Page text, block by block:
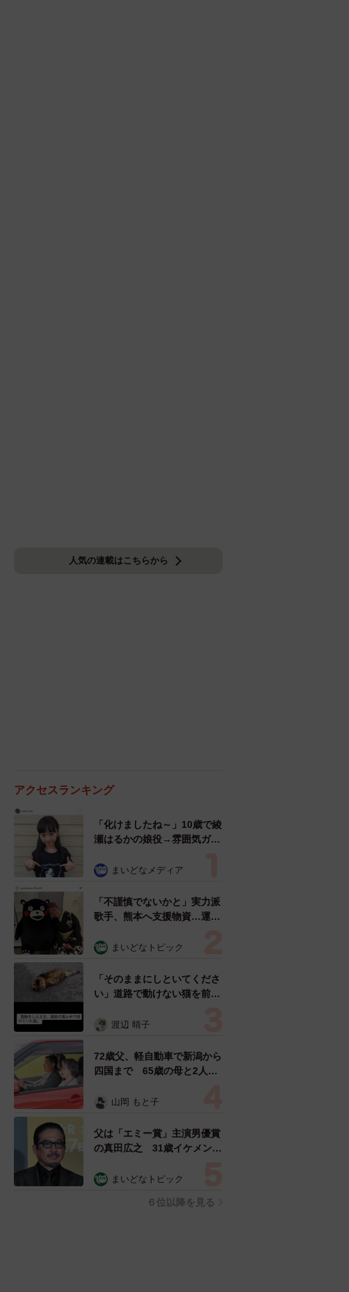
人気の連載はこちらから
アクセスランキング
「化けましたね～」10歳で綾
瀬はるかの娘役→雰囲気ガラ
雰囲気が」「宝塚に入れそ
まいどなメディア
「不謹慎でないかと」実力派
歌手、熊本へ支援物資…運搬
めらい 「痛いほど伝わる」
まいどなトピック
「そのままにしといてくださ
い」道路で動けない猫を前に
ようとした4日間 「命の重
表の訴え
渡辺 晴子
72歳父、軽自動車で新潟から
四国まで 65歳の母と2人で
憩まで分刻み… 「大学生で
山岡 もと子
父は「エミー賞」主演男優賞
の真田広之 31歳イケメン俳
「ガチヒロさんそっくり」
まいどなトピック
６位以降を見る